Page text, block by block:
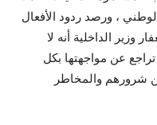
، ورصد ردود الأفعال
وزير الداخلية أنه لا
تراجع عن مواجهتها بكل
شرورهم والمخاطر